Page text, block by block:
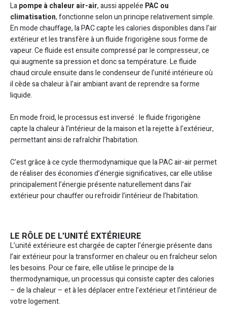
Lapompe à chaleur air-air, aussi appelée PAC ou
climatisation, fonctionne selon un principe relativement simple.
En mode chauffage, la PAC capte les calories disponibles dans l’air
extérieur et les transfère à un fluide frigorigène sous forme de
vapeur. Ce fluide est ensuite compressé par le compresseur, ce
qui augmente sa pression et donc sa température. Le fluide
chaud circule ensuite dans le condenseur de l’unité intérieure où
il cède sa chaleur à l’air ambiant avant de reprendre sa forme
liquide.
En mode froid, le processus est inversé : le fluide frigorigène
capte la chaleur à l’intérieur de la maison et la rejette à l’extérieur,
permettant ainsi de rafraîchir l’habitation.
C’est grâce à ce cycle thermodynamique que la PAC air-air permet
de réaliser des économies d’énergie significatives, car elle utilise
principalement l’énergie présente naturellement dans l’air
extérieur pour chauffer ou refroidir l’intérieur de l’habitation.
LE RÔLE DE L’UNITÉ EXTÉRIEURE
L’unité extérieure est chargée de capter l’énergie présente dans
l’air extérieur pour la transformer en chaleur ou en fraîcheur selon
les besoins. Pour ce faire, elle utilise le principe de la
thermodynamique, un processus qui consiste capter des calories
– de la chaleur – et à les déplacer entre l’extérieur et l’intérieur de
votre logement.